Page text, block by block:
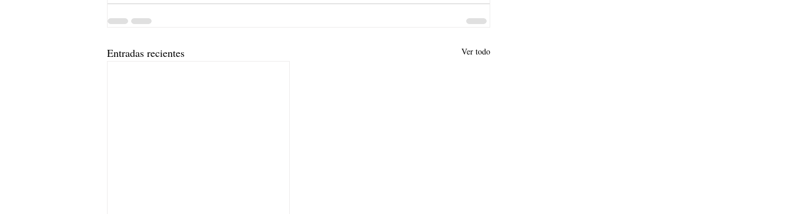
Entradas recientes Ver todo